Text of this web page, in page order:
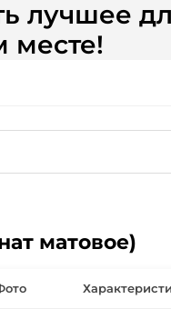
лучшее
месте!
(Сатинат матовое)